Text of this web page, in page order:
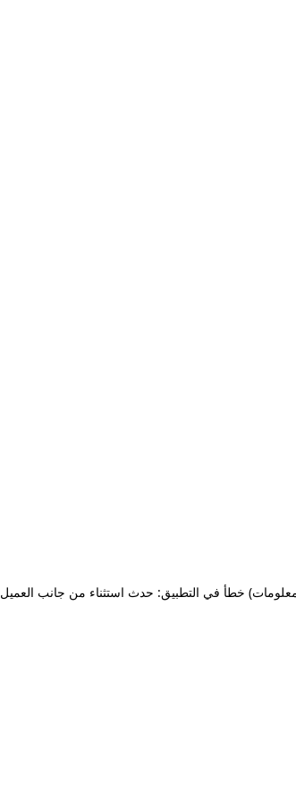
خطأ في التطبيق: حدث استثناء من جانب العميل